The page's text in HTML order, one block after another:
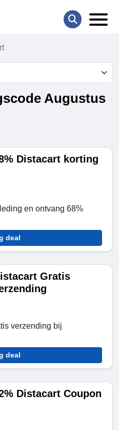
Augustus
Distacart korting
en ontvang 68%
deal
Gratis
verzending bij
deal
Distacart Coupon